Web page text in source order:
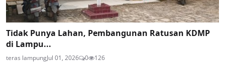
Tidak Punya Lahan, Pembangunan Ratusan KDMP
di Lampu...
teras lampungJul 01, 2026 0 126